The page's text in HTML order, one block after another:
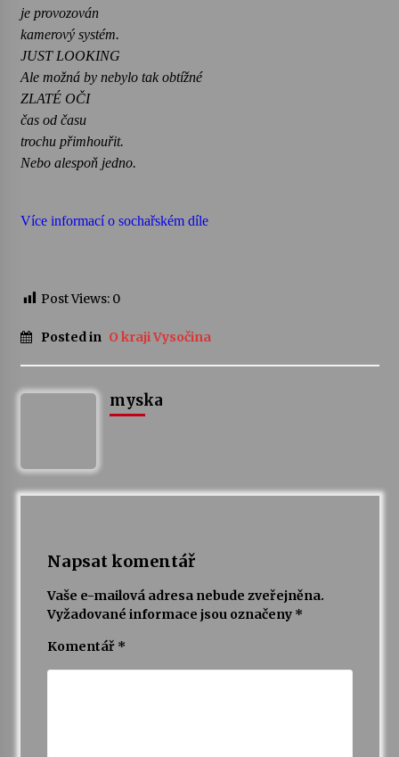
je provozován
kamerový systém.
JUST LOOKING
Ale možná by nebylo tak obtížné
ZLATÉ OČI
čas od času
trochu přimhouřit.
Nebo alespoň jedno.
Více informací o sochařském díle
Post Views: 0
Posted in O kraji Vysočina
myska
Napsat komentář
Vaše e-mailová adresa nebude zveřejněna.
Vyžadované informace jsou označeny *
Komentář *